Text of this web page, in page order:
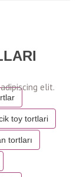
toy tortlari
tortları